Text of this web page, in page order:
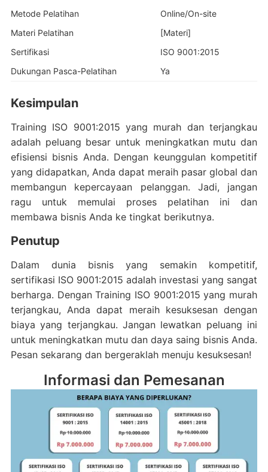
Metode Pelatihan
Online/On-site
Materi Pelatihan
[Materi]
Sertifikasi
ISO 9001:2015
Dukungan Pasca-Pelatihan
Ya
Kesimpulan
Training ISO 9001:2015 yang murah dan terjangkau
adalah peluang besar untuk meningkatkan mutu dan
efisiensi bisnis Anda. Dengan keunggulan kompetitif
yang didapatkan, Anda dapat meraih pasar global dan
membangun kepercayaan pelanggan. Jadi, jangan
ragu untuk memulai proses pelatihan ini dan
membawa bisnis Anda ke tingkat berikutnya.
Penutup
Dalam dunia bisnis yang semakin kompetitif,
sertifikasi ISO 9001:2015 adalah investasi yang sangat
berharga. Dengan Training ISO 9001:2015 yang murah
terjangkau, Anda dapat meraih kesuksesan dengan
biaya yang terjangkau. Jangan lewatkan peluang ini
untuk meningkatkan mutu dan daya saing bisnis Anda.
Pesan sekarang dan bergeraklah menuju kesuksesan!
Informasi dan Pemesanan